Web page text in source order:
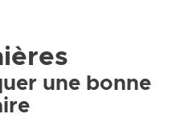
une bonne